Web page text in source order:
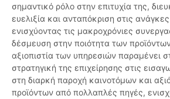
σημαντικό ρόλο στην επιτυχία της,
ευελιξία και ανταπόκριση στις
ενισχύοντας τις μακροχρόνιες
δέσμευση στην ποιότητα των
αξιοπιστία των υπηρεσιών παραμένει
στρατηγική της επιχείρησης στις
στη διαρκή παροχή καινοτόμων και
προϊόντων από πολλαπλές πηγές,